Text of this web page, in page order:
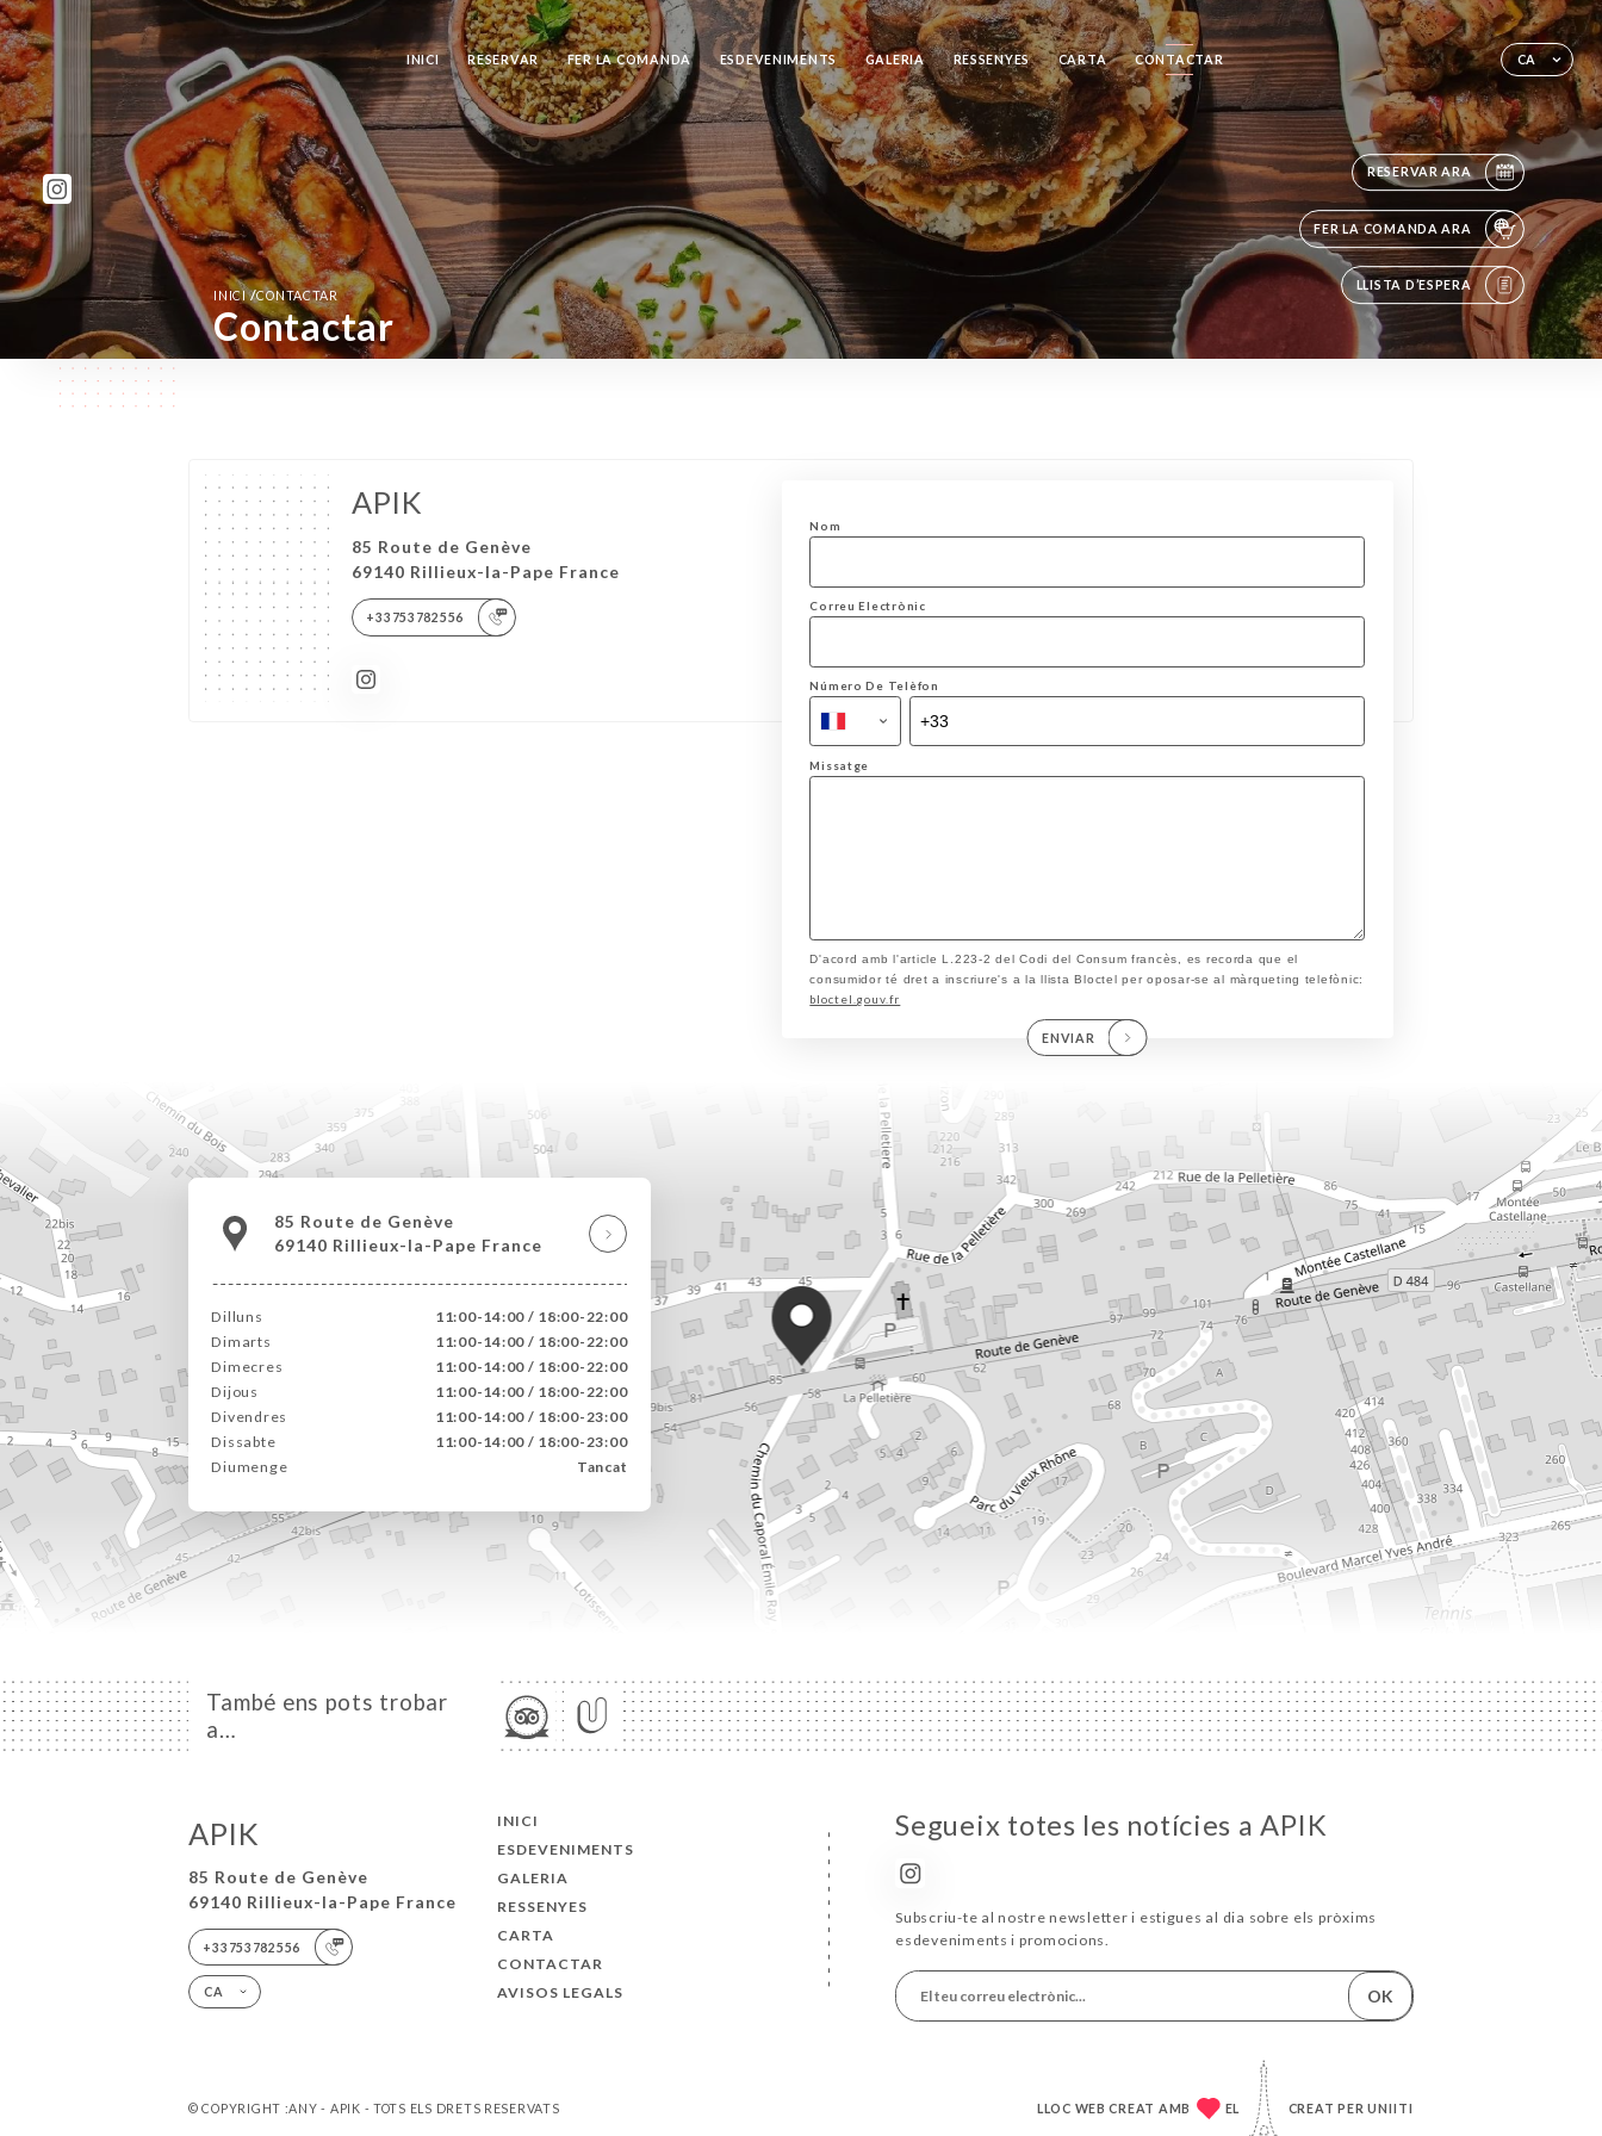
CA
INICI RESERVAR FER LA COMANDA ESDEVENIMENTS GALERIA RESSENYES CARTA CONTACTAR
RESERVAR ARA
FER LA COMANDA ARA
LLISTA D’ESPERA
INICI/CONTACTAR
Contactar
APIK
85 Route de Genève
69140 Rillieux-la-Pape France
+33753782556
Nom
Correu Electrònic
Número De Telèfon
Missatge
D'acord amb l'article L.223-2 del Codi del Consum francès, es recorda que el
consumidor té dret a inscriure's a la llista Bloctel per oposar-se al màrqueting telefònic:
bloctel.gouv.fr
ENVIAR
85 Route de Genève
69140 Rillieux-la-Pape France
Dilluns
11:00-14:00 / 18:00-22:00
Dimarts
11:00-14:00 / 18:00-22:00
Dimecres
11:00-14:00 / 18:00-22:00
Dijous
11:00-14:00 / 18:00-22:00
Divendres
11:00-14:00 / 18:00-23:00
Dissabte
11:00-14:00 / 18:00-23:00
Diumenge
Tancat
També ens pots trobar
a…
APIK
85 Route de Genève
69140 Rillieux-la-Pape France
+33753782556
CA
INICI
ESDEVENIMENTS
GALERIA
RESSENYES
CARTA
CONTACTAR
AVISOS LEGALS
Segueix totes les notícies a APIK
Subscriu-te al nostre newsletter i estigues al dia sobre els pròxims
esdeveniments i promocions.
OK
© COPYRIGHT :ANY - APIK - TOTS ELS DRETS RESERVATS LLOC WEB CREAT AMB EL CREAT PERUNIITI